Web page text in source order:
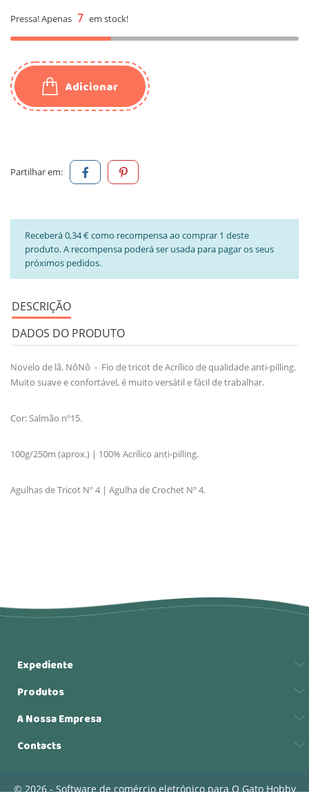
Pressa! Apenas 7 em stock!
Adicionar
Partilhar em:
Receberá 0,34 € como recompensa ao comprar 1 deste
produto. A recompensa poderá ser usada para pagar os seus
próximos pedidos.
DESCRIÇÃO
DADOS DO PRODUTO
Novelo de lã. NôNô - Fio de tricot de Acrílico de qualidade anti-pilling.
Muito suave e confortável, é muito versátil e fácil de trabalhar.
Cor: Salmão nº15.
100g/250m (aprox.) | 100% Acrílico anti-pilling.
Agulhas de Tricot Nº 4 | Agulha de Crochet Nº 4.
Expediente
Produtos
A Nossa Empresa
Contacts
© 2026 - Software de comércio eletrónico para O Gato Hobby